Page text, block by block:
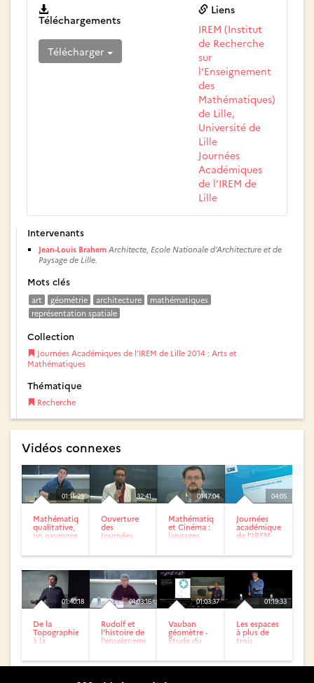
Téléchargements
Télécharger
Liens
IREM (Institut
de Recherche
sur
l’Enseignement
des
Mathématiques)
de Lille,
Université de
Lille
Journées
Académiques
de l’IREM de
Lille
Intervenants
Jean-Louis Brahem Architecte, Ecole Nationale d’Architecture et de
Paysage de Lille.
Mots clés
art géométrie architecture
mathématiques
représentation spatiale
Collection
Journées Académiques de l’IREM de Lille 2014 : Arts et
Mathématiques
Thématique
Recherche
Vidéos connexes
01:15:29
Mathématique
qualitative,
un oxymore
32:41
Ouverture
des
Journées
01:17:04
Mathématiques
et Cinéma :
langages
04:05
Journées
académiques
de l’IREM
01:40:18
De la
Topographie
à la
cartes dans
01:03:16
Rudolf et
l’histoire de
l’enseignement
01:03:37
Vauban
géomètre -
Étude du
1667
01:19:33
Les espaces
à plus de
trois